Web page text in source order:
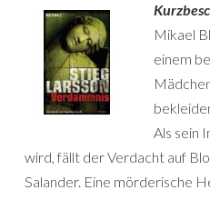
Mikael
einem
Als sein
wird, fällt der Verdacht auf
Salander. Eine mörderische